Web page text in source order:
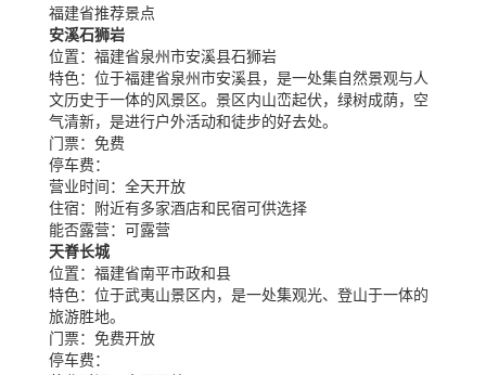
福建省推荐景点
安溪石狮岩
位置： 福建省泉州市安溪县石狮岩
特色： 位于福建省泉州市安溪县，是一处集自然景观与人
文历史于一体的风景区。景区内山峦起伏，绿树成荫，空
气清新，是进行户外活动和徒步的好去处。
门票： 免费
停车费：
营业时间： 全天开放
住宿： 附近有多家酒店和民宿可供选择
能否露营： 可露营
天脊长城
位置： 福建省南平市政和县
特色： 位于武夷山景区内，是一处集观光、登山于一体的
旅游胜地。
门票： 免费开放
停车费：